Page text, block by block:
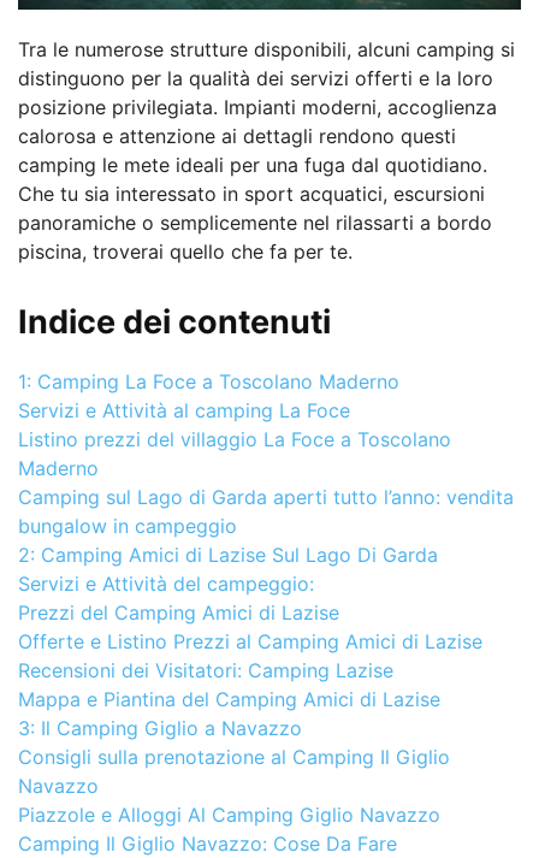
Tra le numerose strutture disponibili, alcuni camping si
distinguono per la qualità dei servizi offerti e la loro
posizione privilegiata. Impianti moderni, accoglienza
calorosa e attenzione ai dettagli rendono questi
camping le mete ideali per una fuga dal quotidiano.
Che tu sia interessato in sport acquatici, escursioni
panoramiche o semplicemente nel rilassarti a bordo
piscina, troverai quello che fa per te.
Indice dei contenuti
1: Camping La Foce a Toscolano Maderno
Servizi e Attività al camping La Foce
Listino prezzi del villaggio La Foce a Toscolano
Maderno
Camping sul Lago di Garda aperti tutto l’anno: vendita
bungalow in campeggio
2: Camping Amici di Lazise Sul Lago Di Garda
Servizi e Attività del campeggio:
Prezzi del Camping Amici di Lazise
Offerte e Listino Prezzi al Camping Amici di Lazise
Recensioni dei Visitatori: Camping Lazise
Mappa e Piantina del Camping Amici di Lazise
3: Il Camping Giglio a Navazzo
Consigli sulla prenotazione al Camping Il Giglio
Navazzo
Piazzole e Alloggi Al Camping Giglio Navazzo
Camping Il Giglio Navazzo: Cose Da Fare